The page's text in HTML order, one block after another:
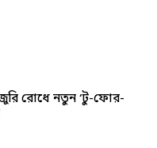
রোধে নতুন ‘টু-ফোর-